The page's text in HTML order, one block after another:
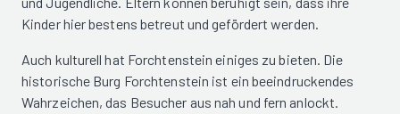
Kinder hier bestens betreut und gefördert werden.
Auch kulturell hat Forchtenstein einiges zu bieten. Die
historische Burg Forchtenstein ist ein beeindruckendes
Wahrzeichen, das Besucher aus nah und fern anlockt.